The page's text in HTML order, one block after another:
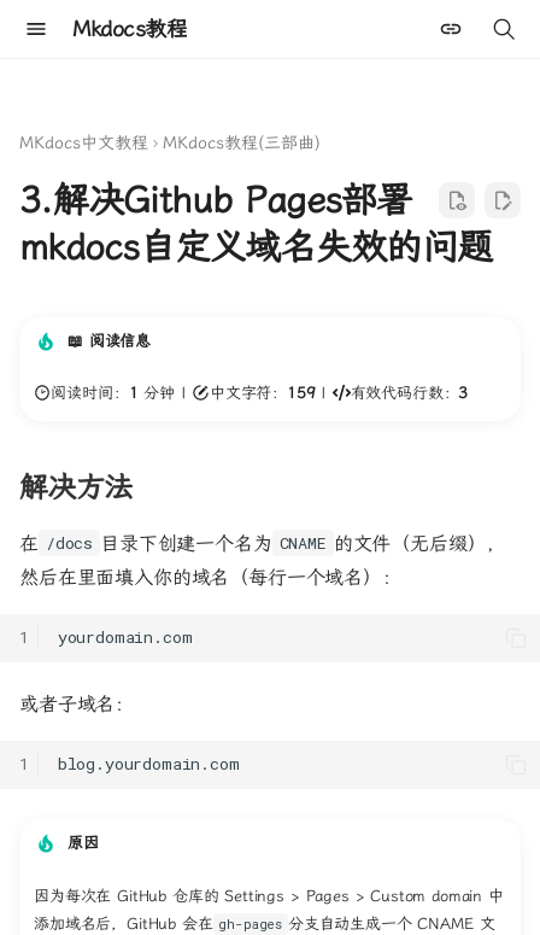
Mkdocs教程
开
始
MKdocs中文教程 MKdocs教程(三部曲)
3.解决Github Pages部署
mkdocs自定义域名失效的问题
📖 阅读信息
阅读时间： 1 分钟 | 中文字符： 159| 有效代码行数：3
解决方法
在 /docs 目录下创建一个名为 CNAME 的文件（无后缀），
然后在里面填入你的域名（每行一个域名）：
或者子域名：
原因
因为每次在 GitHub 仓库的 Settings > Pages > Custom domain 中
添加域名后，GitHub 会在 gh-pages 分支自动生成一个 CNAME 文